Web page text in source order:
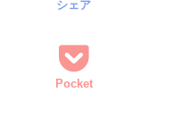
シェア
Pocket